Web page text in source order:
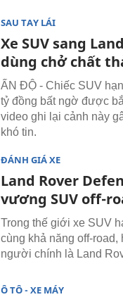
SAU TAY LÁI
Xe SUV sang
dùng chở chất
ẤN ĐỘ - Chiếc SUV
tỷ đồng bất ngờ được
video ghi lại cảnh này
khó tin.
ĐÁNH GIÁ XE
Land Rover
vương SUV off-
Trong thế giới xe SUV
cùng khả năng off-
người chính là Land
Ô TÔ - XE MÁY